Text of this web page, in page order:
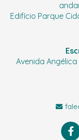
Edifício Parque
Avenida Angélica
F
a